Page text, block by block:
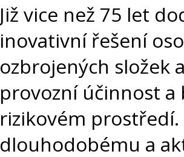
Již vice než 75 let
inovativní řešení
ozbrojených složek
provozní účinnost a
rizikovém
dlouhodobému a